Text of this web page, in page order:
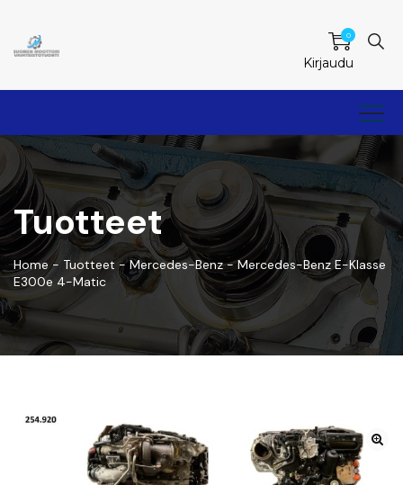
0
Kirjaudu
Tuotteet
Home- Tuotteet-Mercedes-Benz-Mercedes-Benz E-Klasse
E300e 4-Matic